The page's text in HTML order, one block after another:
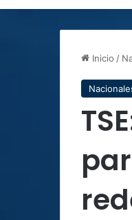
Inicio /